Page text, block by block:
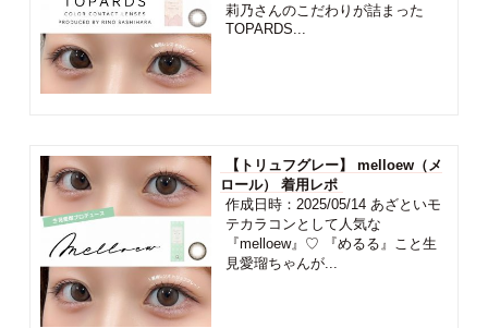
莉乃さんのこだわりが詰まった
TOPARDS...
【トリュフグレー】 melloew（メ
ロール） 着用レポ
作成日時：2025/05/14 あざといモ
テカラコンとして人気な
『melloew』♡ 『めるる』こと生
見愛瑠ちゃんが...